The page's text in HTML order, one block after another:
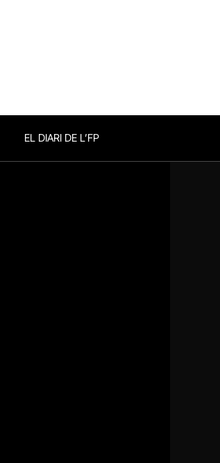
EL DIARI DE L’FP